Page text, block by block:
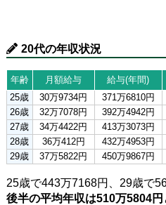
20代の年収状況
年齢 月額給与 給与(年間)
25歳
30万9734円 371万6810円
26歳
32万7078円 392万4942円
27歳
34万4422円 413万3073円
28歳
36万412円 432万4953円
29歳
37万5822円 450万9867円
25歳で443万7168円、29歳で
後半の平均年収は510万5804円